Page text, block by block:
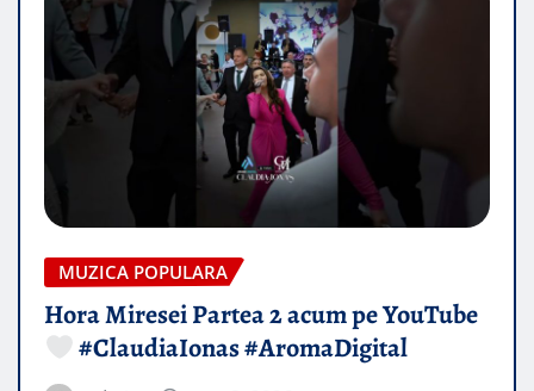
MUZICA POPULARA
Hora Miresei Partea 2 acum pe YouTube
#ClaudiaIonas #AromaDigital